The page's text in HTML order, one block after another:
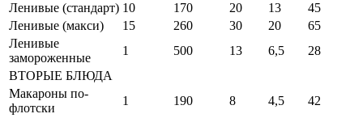
Ленивые (стандарт) 10 170 20 13
45
Ленивые (макси)
15 260 30 20
65
Ленивые
замороженные
1 500 13 6,5
28
ВТОРЫЕ БЛЮДА
Макароны по-
флотски
1 190 8 4,5
42